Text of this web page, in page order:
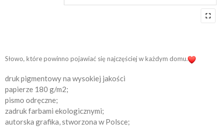
Słowo, które powinno pojawiać się najczęściej w każdym domu.
druk pigmentowy na wysokiej jakości
papierze 180 g/m2;
pismo odręczne;
zadruk farbami ekologicznymi;
autorska grafika, stworzona w Polsce;